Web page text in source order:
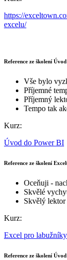
https://
excelu/
Reference ze školení
Vše bylo
Příjemné
Příjemný
Tempo tak
Kurz:
Úvod do Power BI
Reference ze školení
Oceňuji -
Skvělé
Skvělý
Kurz:
Excel pro labužníky
Reference ze školení